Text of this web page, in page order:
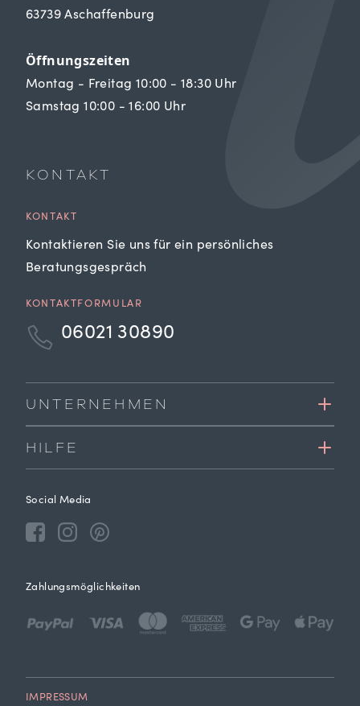
63739 Aschaffenburg
Öffnungszeiten
Montag - Freitag 10:00 - 18:30 Uhr
Samstag 10:00 - 16:00 Uhr
KONTAKT
KONTAKT
Kontaktieren Sie uns für ein persönliches
Beratungsgespräch
KONTAKTFORMULAR
06021 30890
UNTERNEHMEN
HILFE
Social Media
Zahlungsmöglichkeiten
IMPRESSUM